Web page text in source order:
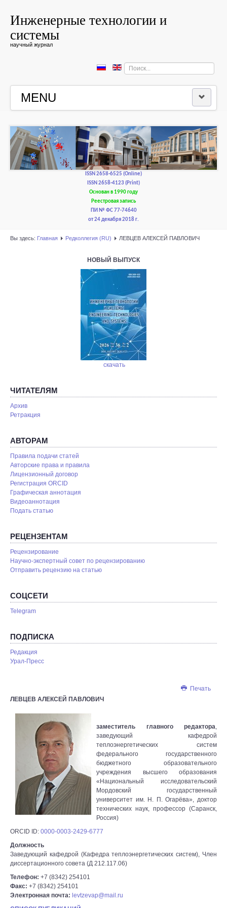
Инженерные технологии и
системы
научный журнал
Искать...
MENU
РЕДКОЛЛЕГИЯ
РЕДАКЦИОННАЯ ПОЛИТИКА И ЭТИКА
ISSN 2658-6525 (Online)
ISSN 2658-4123 (Print)
Основан в 1990 году
Реестровая запись
ПИ № ФС 77-74640
от 24 декабря 2018 г.
Вы здесь: Главная Редколлегия (RU) ЛЕВЦЕВ АЛЕКСЕЙ ПАВЛОВИЧ
НОВЫЙ ВЫПУСК
скачать
ЧИТАТЕЛЯМ
Архив
Ретракция
АВТОРАМ
Правила подачи статей
Авторские права и правила
Лицензионный договор
Регистрация ORCID
Графическая аннотация
Видеоаннотация
Подать статью
РЕЦЕНЗЕНТАМ
Рецензирование
Научно-экспертный совет по рецензированию
Отправить рецензию на статью
СОЦСЕТИ
Telegram
ПОДПИСКА
Редакция
Урал-Пресс
Печать
ЛЕВЦЕВ АЛЕКСЕЙ ПАВЛОВИЧ
заместитель главного редактора,
заведующий кафедрой
теплоэнергетических систем
федерального государственного
бюджетного образовательного
учреждения высшего образования
«Национальный исследовательский
Мордовский государственный
университет им. Н. П. Огарёва», доктор
технических наук, профессор (Саранск,
Россия)
ORCID ID: 0000-0003-2429-6777
Должность
Заведующий кафедрой (Кафедра теплоэнергетических систем), Член
диссертационного совета (Д 212.117.06)
Телефон: +7 (8342) 254101
Факс: +7 (8342) 254101
Электронная почта: levtzevap@mail.ru